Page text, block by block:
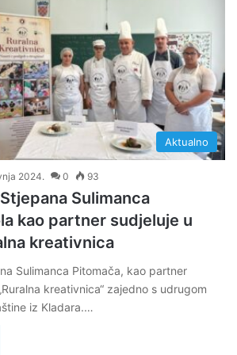
Aktualno
2024. 0 93
Sulimanca
kao partner sudjeluje u
kreativnica
Sulimanca Pitomača, kao partner
kreativnica“ zajedno s udrugom
iz Kladara.…